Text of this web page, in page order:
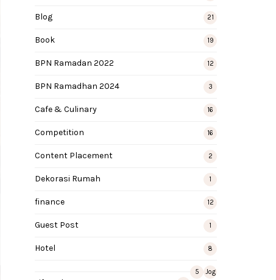
Blog 21
Book 19
BPN Ramadan 2022 12
BPN Ramadhan 2024 3
Cafe & Culinary 16
Competition 16
Content Placement 2
Dekorasi Rumah 1
finance 12
Guest Post 1
Hotel 8
Jog
5